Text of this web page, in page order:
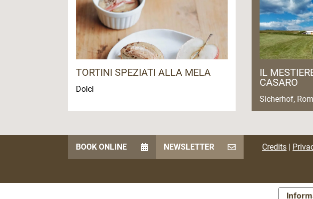
TORTINI SPEZIATI ALLA MELA
Dolci
IL
CASARO
Sicherhof,
BOOK ONLINE NEWSLETTER Credits